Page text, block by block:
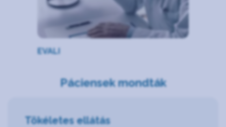
EVALI
Páciensek mondták
Tökéletes ellátás